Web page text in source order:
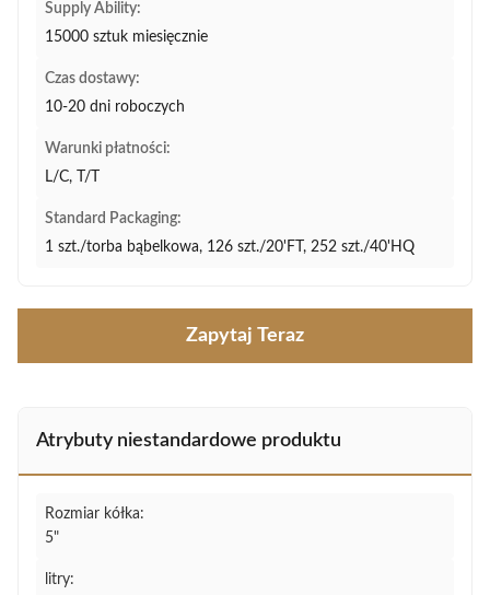
Supply Ability:
15000 sztuk miesięcznie
Czas dostawy:
10-20 dni roboczych
Warunki płatności:
L/C, T/T
Standard Packaging:
1 szt./torba bąbelkowa, 126 szt./20'FT, 252 szt./40'HQ
Zapytaj Teraz
Atrybuty niestandardowe produktu
Rozmiar kółka:
5"
litry: